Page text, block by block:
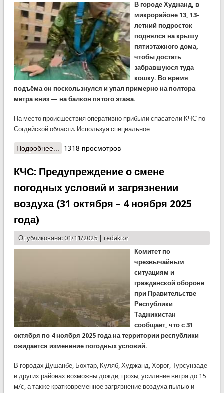
В городе Худжанд, в
микрорайоне 13, 13-
летний подросток
поднялся на крышу
пятиэтажного дома,
чтобы достать
забравшуюся туда
кошку. Во время
подъёма он поскользнулся и упал примерно на полтора
метра вниз — на балкон пятого этажа.
На место происшествия оперативно прибыли спасатели КЧС по
Согдийской области. Используя специальное
Подробнее... о КЧС-СОГД: СПАСАТЕЛИ СПАСЛИ РЕБЁНКА С
1318 просмотров
КЧС: Предупреждение о смене
погодных условий и загрязнении
воздуха (31 октября – 4 ноября 2025
года)
Опубликована: 01/11/2025 | redaktor
Комитет по
чрезвычайным
ситуациям и
гражданской обороне
при Правительстве
Республики
Таджикистан
сообщает, что с 31
октября по 4 ноября 2025 года на территории республики
ожидается изменение погодных условий.
В городах Душанбе, Бохтар, Куляб, Худжанд, Хорог, Турсунзаде
и других районах возможны дожди, грозы, усиление ветра до 15
м/с, а также кратковременное загрязнение воздуха пылью и